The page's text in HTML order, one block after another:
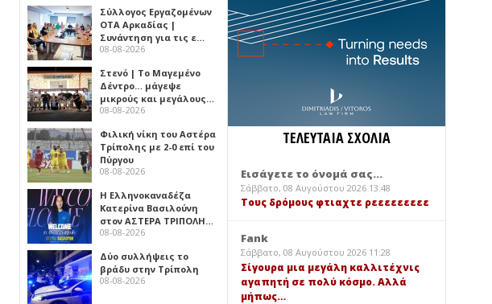
Σύλλογος Εργαζομένων
ΟΤΑ Αρκαδίας |
Συνάντηση για τις ε…
08-08-2026
Στενό | Το Μαγεμένο
Δέντρο… μάγεψε
μικρούς και μεγάλους…
08-08-2026
Φιλική νίκη του Αστέρα
Τρίπολης με 2-0 επί του
Πύργου
08-08-2026
Η Ελληνοκαναδέζα
Κατερίνα Βασιλούνη
στον ΑΣΤΕΡΑ ΤΡΙΠΟΛΗ…
08-08-2026
Δύο συλλήψεις το
βράδυ στην Τρίπολη
08-08-2026
ΤΕΛΕΥΤΑΙΑ ΣΧΟΛΙΑ
Εισάγετε το όνομά σας...
Σάββατο, 08 Αυγούστου 2026 13:48
Τους δρόμους φτιαχτε ρεεεεεεεεε
Fank
Σάββατο, 08 Αυγούστου 2026 11:28
Σίγουρα μια μεγάλη καλλιτέχνις
αγαπητή σε πολύ κόσμο. Αλλά
μήπως…